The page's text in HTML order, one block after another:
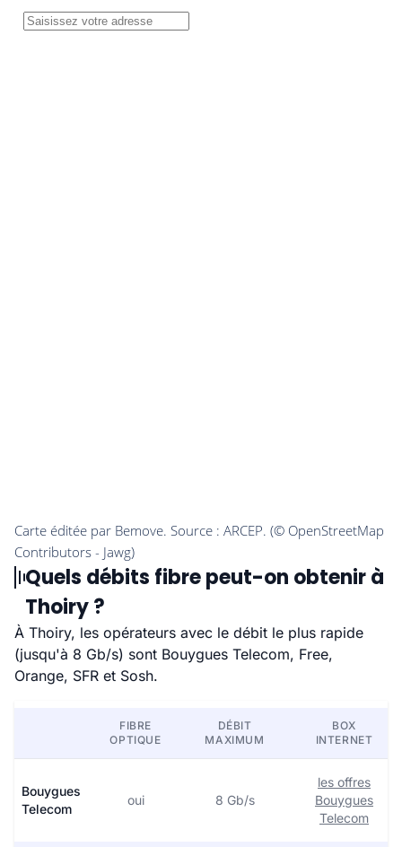
Quels débits fibre peut-on obtenir à
Thoiry ?
À Thoiry, les opérateurs avec le débit le plus rapide
(jusqu'à 8 Gb/s) sont Bouygues Telecom, Free,
Orange, SFR et Sosh.
FIBRE
OPTIQUE
DÉBIT
MAXIMUM
BOX
INTERNET
Bouygues
Telecom
oui 8 Gb/s
les offres
Bouygues
Telecom